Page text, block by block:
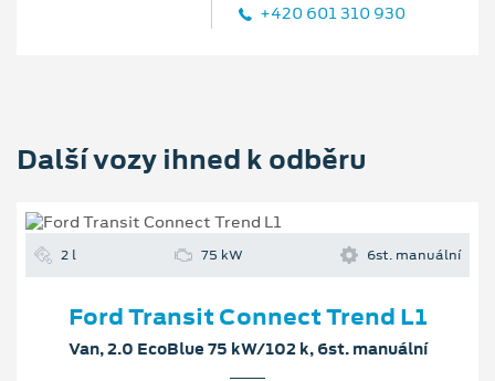
+420 601 310 930
Další vozy ihned k odběru
2 l 75 kW 6st. manuální
Ford Transit Connect Trend L1
Van, 2.0 EcoBlue 75 kW/102 k, 6st. manuální